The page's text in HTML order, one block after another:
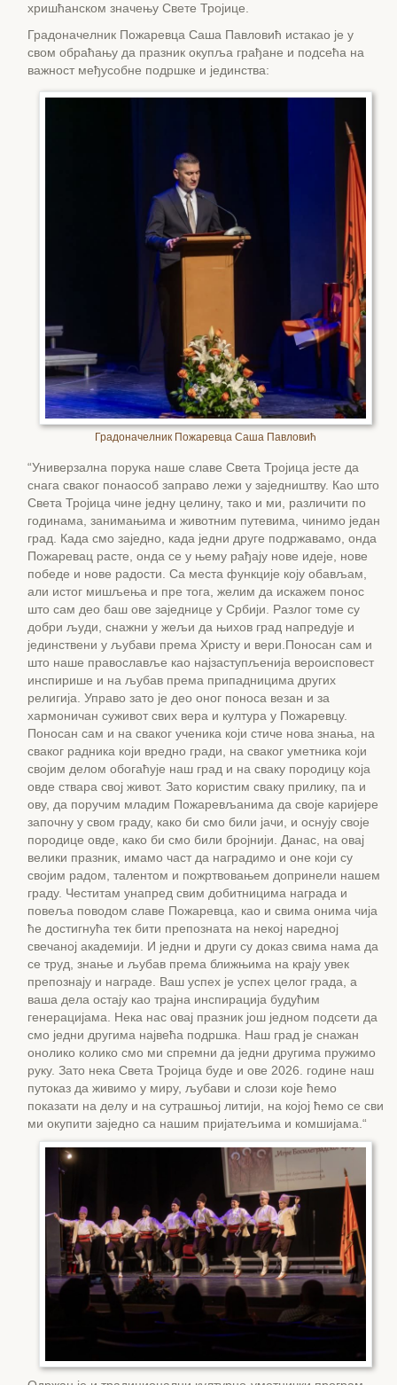
хришћанском значењу Свете Тројице.
Градоначелник Пожаревца Саша Павловић истакао је у
свом обраћању да празник окупља грађане и подсећа на
важност међусобне подршке и јединства:
Градоначелник Пожаревца Саша Павловић
“Универзална порука наше славе Света Тројица јесте да
снага сваког понаособ заправо лежи у заједништву. Као што
Света Тројица чине једну целину, тако и ми, различити по
годинама, занимањима и животним путевима, чинимо један
град. Када смо заједно, када једни друге подржавамо, онда
Пожаревац расте, онда се у њему рађају нове идеје, нове
победе и нове радости. Са места функције коју обављам,
али истог мишљења и пре тога, желим да искажем понос
што сам део баш ове заједнице у Србији. Разлог томе су
добри људи, снажни у жељи да њихов град напредује и
јединствени у љубави према Христу и вери.Поносан сам и
што наше православље као најзаступљенија вероисповест
инспирише и на љубав према припадницима других
религија. Управо зато је део оног поноса везан и за
хармоничан суживот свих вера и култура у Пожаревцу.
Поносан сам и на сваког ученика који стиче нова знања, на
сваког радника који вредно гради, на сваког уметника који
својим делом обогаћује наш град и на сваку породицу која
овде ствара свој живот. Зато користим сваку прилику, па и
ову, да поручим младим Пожаревљанима да своје каријере
започну у свом граду, како би смо били јачи, и оснују своје
породице овде, како би смо били бројнији. Данас, на овај
велики празник, имамо част да наградимо и оне који су
својим радом, талентом и пожртвовањем допринели нашем
граду. Честитам унапред свим добитницима награда и
повеља поводом славе Пожаревца, као и свима онима чија
ће достигнућа тек бити препозната на некој наредној
свечаној академији. И једни и други су доказ свима нама да
се труд, знање и љубав према ближњима на крају увек
препознају и награде. Ваш успех је успех целог града, а
ваша дела остају као трајна инспирација будућим
генерацијама. Нека нас овај празник још једном подсети да
смо једни другима највећа подршка. Наш град је снажан
онолико колико смо ми спремни да једни другима пружимо
руку. Зато нека Света Тројица буде и ове 2026. године наш
путоказ да живимо у миру, љубави и слози које ћемо
показати на делу и на сутрашњој литији, на којој ћемо се сви
ми окупити заједно са нашим пријатељима и комшијама.“